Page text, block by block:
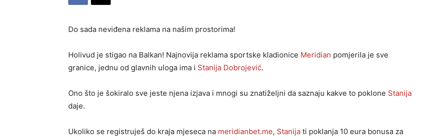
Do sada neviđena reklama na našim prostorima!
Holivud je stigao na Balkan! Najnovija reklama sportske kladionice Meridian pomjerila je sve
granice, jednu od glavnih uloga ima i Stanija Dobrojević.
Ono što je šokiralo sve jeste njena izjava i mnogi su znatiželjni da saznaju kakve to poklone Stanija
daje.
Ukoliko se registruješ do kraja mjeseca na meridianbet.me, Stanija ti poklanja 10 eura bonusa za